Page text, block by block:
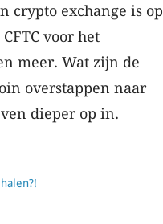
crypto exchange is op
voor het
meer. Wat zijn de
overstappen naar
dieper op in.